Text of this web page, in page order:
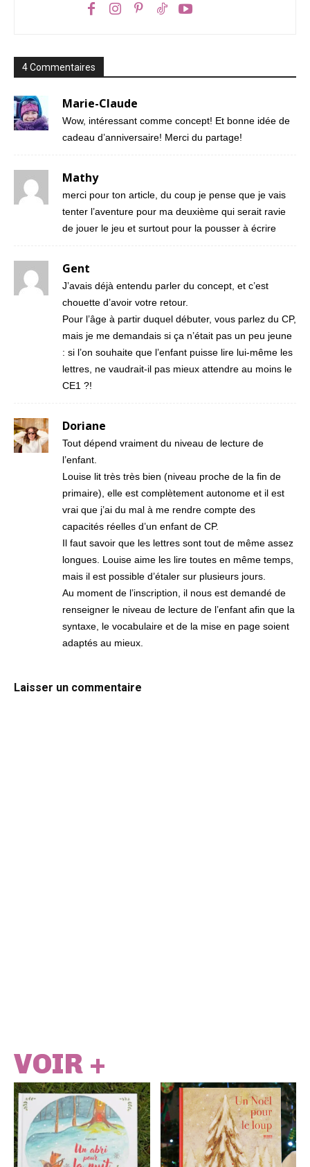
4 Commentaires
Marie-Claude
Wow, intéressant comme concept! Et bonne idée de
cadeau d’anniversaire! Merci du partage!
Mathy
merci pour ton article, du coup je pense que je vais
tenter l’aventure pour ma deuxième qui serait ravie
de jouer le jeu et surtout pour la pousser à écrire
Gent
J’avais déjà entendu parler du concept, et c’est
chouette d’avoir votre retour.
Pour l’âge à partir duquel débuter, vous parlez du CP,
mais je me demandais si ça n’était pas un peu jeune
: si l’on souhaite que l’enfant puisse lire lui-même les
lettres, ne vaudrait-il pas mieux attendre au moins le
CE1 ?!
Doriane
Tout dépend vraiment du niveau de lecture de
l’enfant.
Louise lit très très bien (niveau proche de la fin de
primaire), elle est complètement autonome et il est
vrai que j’ai du mal à me rendre compte des
capacités réelles d’un enfant de CP.
Il faut savoir que les lettres sont tout de même assez
longues. Louise aime les lire toutes en même temps,
mais il est possible d’étaler sur plusieurs jours.
Au moment de l’inscription, il nous est demandé de
renseigner le niveau de lecture de l’enfant afin que la
syntaxe, le vocabulaire et de la mise en page soient
adaptés au mieux.
Laisser un commentaire
VOIR +